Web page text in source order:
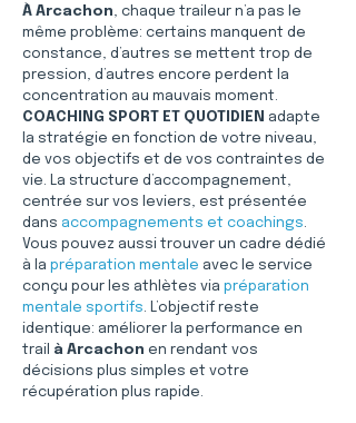
À Arcachon, chaque traileur n’a pas le
même problème: certains manquent de
constance, d’autres se mettent trop de
pression, d’autres encore perdent la
concentration au mauvais moment.
COACHING SPORT ET QUOTIDIEN adapte
la stratégie en fonction de votre niveau,
de vos objectifs et de vos contraintes de
vie. La structure d’accompagnement,
centrée sur vos leviers, est présentée
dans accompagnements et coachings.
Vous pouvez aussi trouver un cadre dédié
à la préparation mentale avec le service
conçu pour les athlètes via préparation
mentale sportifs. L’objectif reste
identique: améliorer la performance en
trail à Arcachon en rendant vos
décisions plus simples et votre
récupération plus rapide.